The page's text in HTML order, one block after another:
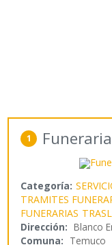
1
Categoría:
TRAMITES
FUNERARIAS
Dirección: Blanco
Comuna: Temuco